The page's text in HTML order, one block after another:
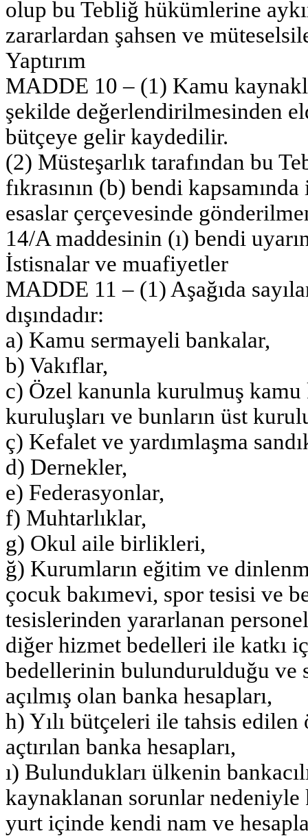
olup bu Tebliğ hükümlerine
zararlardan şahsen ve
Yaptırım
MADDE 10 – (1) Kamu
şekilde değerlendirilmesinden
bütçeye gelir kaydedilir.
(2) Müsteşarlık tarafından bu
fıkrasının (b) bendi
esaslar çerçevesinde
14/A maddesinin (ı) bendi
İstisnalar ve muafiyetler
MADDE 11 – (1) Aşağıda
dışındadır:
a) Kamu sermayeli bankalar,
b) Vakıflar,
c) Özel kanunla kurulmuş
kuruluşları ve bunların üst
ç) Kefalet ve yardımlaşma
d) Dernekler,
e) Federasyonlar,
f) Muhtarlıklar,
g) Okul aile birlikleri,
ğ) Kurumların eğitim ve
çocuk bakımevi, spor tesisi ve
tesislerinden yararlanan
diğer hizmet bedelleri ile katkı
bedellerinin bulundurulduğu ve
açılmış olan banka hesapları,
h) Yılı bütçeleri ile tahsis
açtırılan banka hesapları,
ı) Bulundukları ülkenin
kaynaklanan sorunlar
yurt içinde kendi nam ve